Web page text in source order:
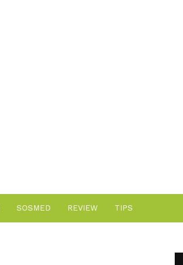
SOSMED REVIEW TIPS